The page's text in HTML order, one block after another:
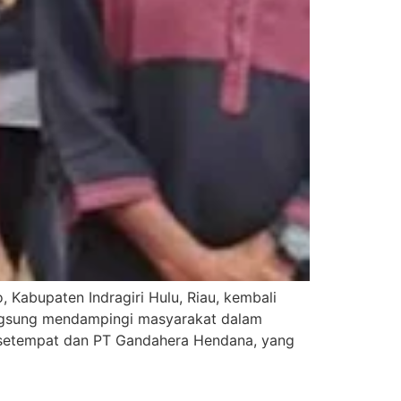
Kabupaten Indragiri Hulu, Riau, kembali
mendampingi masyarakat dalam
dan PT Gandahera Hendana, yang